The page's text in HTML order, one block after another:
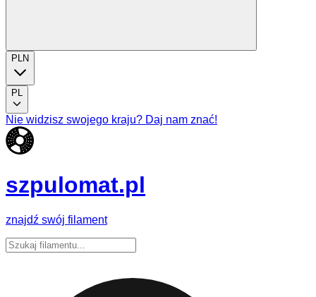
PLN
PL
Nie widzisz swojego kraju? Daj nam znać!
szpulomat.pl
znajdź swój filament